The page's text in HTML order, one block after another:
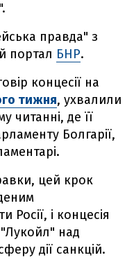
правда" з
портал БНР.
концесії на
тижня, ухвалили
читанні, де її
Болгарії,
цей крок
і концесія
над
дії санкцій.